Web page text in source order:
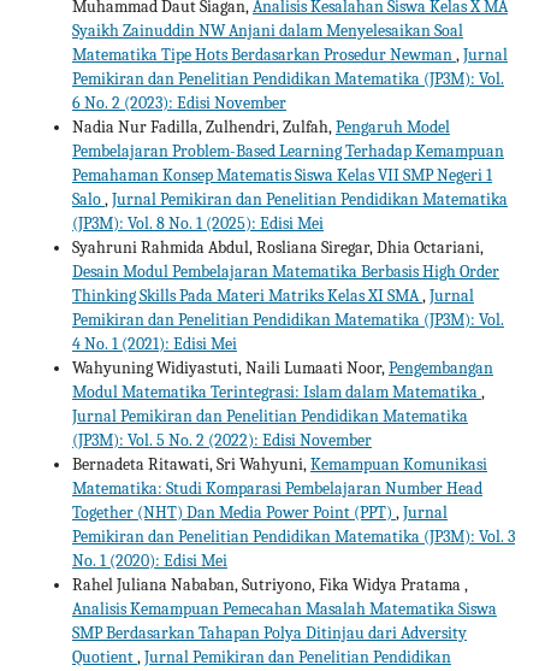
Muhammad Daut Siagan,Analisis Kesalahan Siswa Kelas X MA
Syaikh Zainuddin NW Anjani dalam Menyelesaikan Soal
Matematika Tipe Hots Berdasarkan Prosedur Newman,Jurnal
Pemikiran dan Penelitian Pendidikan Matematika (JP3M): Vol.
6 No. 2 (2023): Edisi November
Nadia Nur Fadilla, Zulhendri, Zulfah,Pengaruh Model
Pembelajaran Problem-Based Learning Terhadap Kemampuan
Pemahaman Konsep Matematis Siswa Kelas VII SMP Negeri 1
Salo,Jurnal Pemikiran dan Penelitian Pendidikan Matematika
(JP3M): Vol. 8 No. 1 (2025): Edisi Mei
Syahruni Rahmida Abdul, Rosliana Siregar, Dhia Octariani,
Desain Modul Pembelajaran Matematika Berbasis High Order
Thinking Skills Pada Materi Matriks Kelas XI SMA,Jurnal
Pemikiran dan Penelitian Pendidikan Matematika (JP3M): Vol.
4 No. 1 (2021): Edisi Mei
Wahyuning Widiyastuti, Naili Lumaati Noor,Pengembangan
Modul Matematika Terintegrasi: Islam dalam Matematika,
Jurnal Pemikiran dan Penelitian Pendidikan Matematika
(JP3M): Vol. 5 No. 2 (2022): Edisi November
Bernadeta Ritawati, Sri Wahyuni,Kemampuan Komunikasi
Matematika: Studi Komparasi Pembelajaran Number Head
Together (NHT) Dan Media Power Point (PPT) ,Jurnal
Pemikiran dan Penelitian Pendidikan Matematika (JP3M): Vol. 3
No. 1 (2020): Edisi Mei
Rahel Juliana Nababan, Sutriyono, Fika Widya Pratama ,
Analisis Kemampuan Pemecahan Masalah Matematika Siswa
SMP Berdasarkan Tahapan Polya Ditinjau dari Adversity
Quotient,Jurnal Pemikiran dan Penelitian Pendidikan